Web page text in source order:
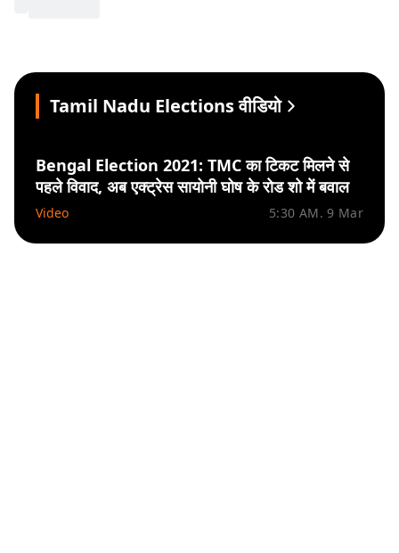
Tamil Nadu Elections वीडियो
‍Bengal Election 2021: TMC का टिकट मिलने से
पहले विवाद, अब एक्ट्रेस सायोनी घोष के रोड शो में बवाल
Video 5:30 AM. 9 Mar